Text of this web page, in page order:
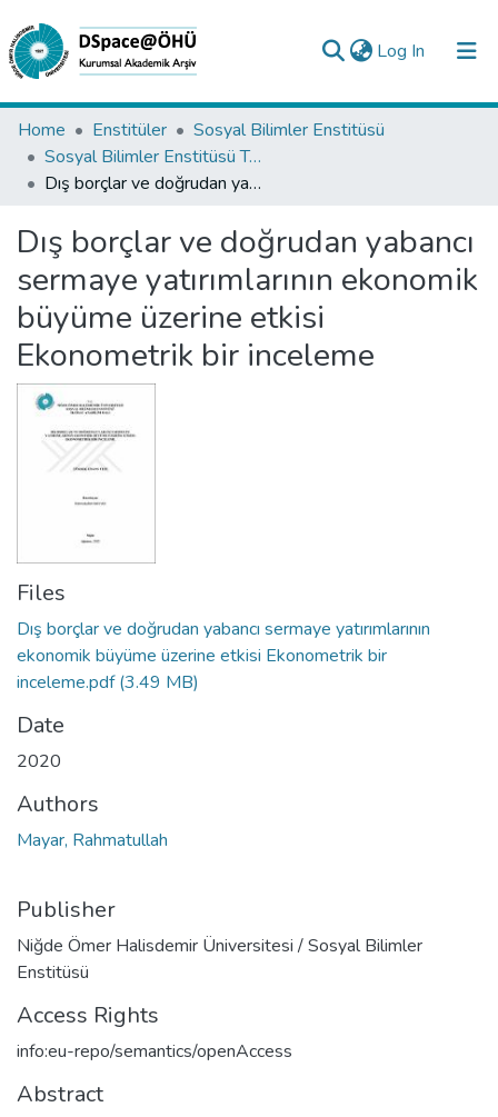
Log In (current)
Collections
All of DSpace
Analyze
Request/Question
Home Enstitüler
Sosyal Bilimler Enstitüsü
Sosyal Bilimler Enstitüsü Tez Koleksiyonu
Dış borçlar ve doğrudan yabancı sermaye yatırımlarının ekonomik büyüme üzerine etkisi Ekonometrik bir inceleme
Dış borçlar ve doğrudan yabancı
sermaye yatırımlarının ekonomik
büyüme üzerine etkisi
Ekonometrik bir inceleme
Files
Dış borçlar ve doğrudan yabancı sermaye yatırımlarının
ekonomik büyüme üzerine etkisi Ekonometrik bir
inceleme.pdf(3.49 MB)
Date
2020
Authors
Mayar, Rahmatullah
Publisher
Niğde Ömer Halisdemir Üniversitesi / Sosyal Bilimler
Enstitüsü
Access Rights
info:eu-repo/semantics/openAccess
Abstract